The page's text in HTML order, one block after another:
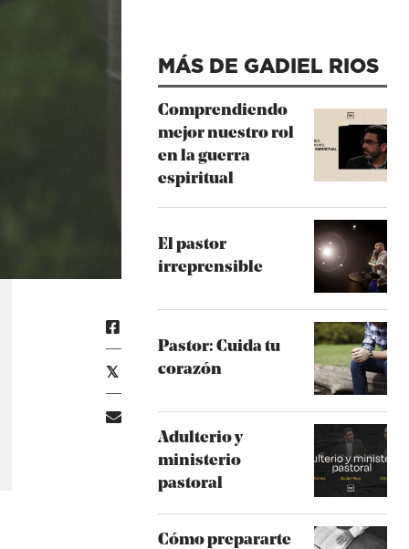
MÁS DE GADIEL RIOS
Comprendiendo
mejor nuestro rol
en la guerra
espiritual
El pastor
irreprensible
Pastor: Cuida tu
corazón
Adulterio y
ministerio
pastoral
Cómo prepararte